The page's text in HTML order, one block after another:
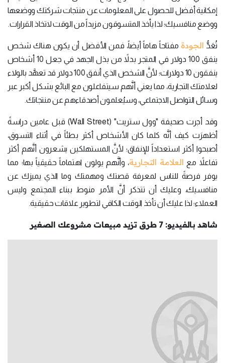
إمكانية أفضل للحصول على المعلومات عن منتجات شركتك ووضعها
ووضع منافسيك؛ لذا يأخذ المتسوقون مزيداً من الوقت لاتخاذ القرارات.
تُعَدُّ الجودة مفتاحاً هاماً أيضاً، فمن الأفضل أن يكون هناك شخص
ينفق 100 دولار في المتجر بدلاً من بذل الجهد في جعل 10 أشخاص
ينفقون 10 دولارات؛ لأنَّ الشخص الذي أنفق 100 دولار قد تعهَّد بالولاء
لعلامتك التجارية، مما يعني أنَّهم سيتفاعلون مع البائع بشكل أكبر عبر
وسائل التواصل الاجتماعي، وسيُعلمون أصدقاءهم عن منتجاتك.
وقد أجرت صحيفة "وول ستريت" (Wall Street) قبل عامين دراسةً
أظهرَت كيف أنَّه كلما كان الأشخاص أكثر بطئاً في أثناء التسوق،
أصبحوا أكثر استعداداً للإنفاق؛ لأنَّ المستهلكين يشعرون أنَّهم أكثر
تفاعلاً مع العلامة التجارية، وأنَّهم يولون اهتماماً حقيقياً بها؛ مما
يوفر فرصةً للناس لمعرفة قصتك ومهمتك وما الذي يميزك عن
منافسيك، وعليك أن تتذكر أنَّ الأمر منوط ببناء المجتمع وليس
العملاء؛ لذا عليك أن تأخذ الوقت الكافي لتطوير علاقات حقيقية.
شاهد بالفيديو: 7 طرق تزيد مبيعات مشروعك الصغير